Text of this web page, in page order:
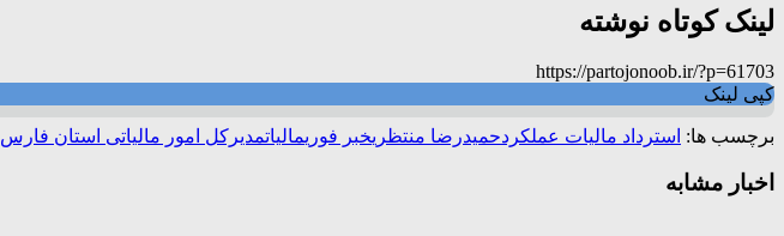
لینک کوتاه نوشته
https://partojonoob.ir/?p=61703
کپی لینک
برچسب ها: استرداد مالیات عملکردحمیدرضا منتظریخبر فوریمالیاتمدیرکل امور مالیاتی استان فارس
اخبار مشابه